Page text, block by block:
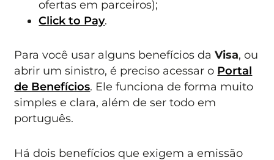
ofertas em parceiros);
Click to Pay.
Para você usar alguns benefícios daVisa, ou
abrir um sinistro, é preciso acessar o Portal
de Benefícios. Ele funciona de forma muito
simples e clara, além de ser todo em
português.
Há dois benefícios que exigem a emissão